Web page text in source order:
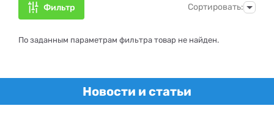
Фильтр Сортировать:
По заданным параметрам фильтра товар не найден.
Новости и статьи